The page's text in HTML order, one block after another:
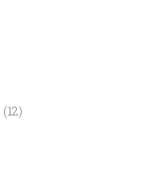
(12)